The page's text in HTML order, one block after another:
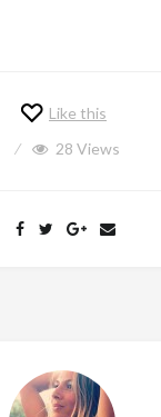
Like this
28Views